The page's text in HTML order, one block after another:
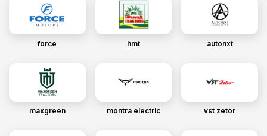
force hmt autonxt
maxgreen montra electric vst zetor